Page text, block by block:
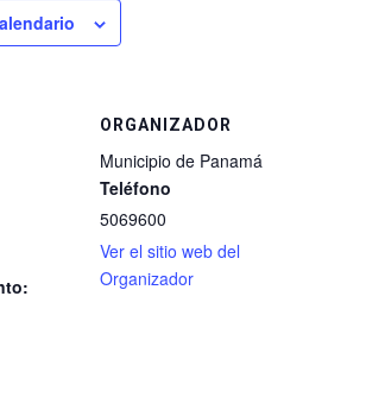
ORGANIZADOR
Municipio de Panamá
Teléfono
5069600
Ver el sitio web del
Organizador